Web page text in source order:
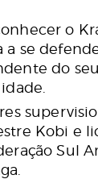
o
a se
do
Kobi e
Sul